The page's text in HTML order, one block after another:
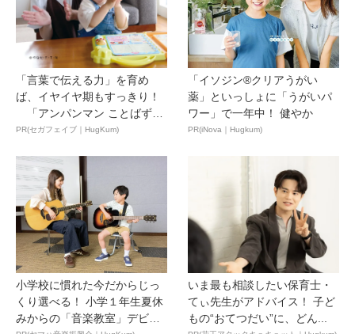
「言葉で伝える力」を育め
ば、イヤイヤ期もすっきり！
「アンパンマン ことばずか
ん...
PR(セガフェイブ｜HugKum)
「イソジン®クリアうがい
薬」といっしょに「うがいパ
ワー」で一年中！ 健やか
PR(iNova｜Hugkum)
小学校に慣れた今だからじっ
くり選べる！ 小学１年生夏休
みからの「音楽教室」デビ
いま最も相談したい保育士・
てぃ先生がアドバイス！ 子ど
もの“おてつだい”に、どん...